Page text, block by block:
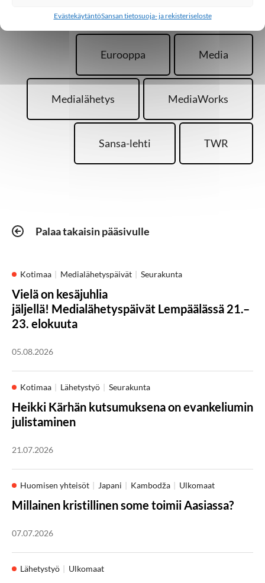
EvästekäytäntöSansan tietosuoja- ja rekisteriseloste
Eurooppa Media
Medialähetys MediaWorks
Sansa-lehti TWR
Palaa takaisin pääsivulle
Kotimaa Medialähetyspäivät Seurakunta
Vielä on kesäjuhlia
jäljellä! Medialähetyspäivät Lempäälässä 21.–
23. elokuuta
05.08.2026
Kotimaa Lähetystyö Seurakunta
Heikki Kärhän kutsumuksena on evankeliumin
julistaminen
21.07.2026
Huomisen yhteisöt Japani Kambodža Ulkomaat
Millainen kristillinen some toimii Aasiassa?
07.07.2026
Lähetystyö Ulkomaat